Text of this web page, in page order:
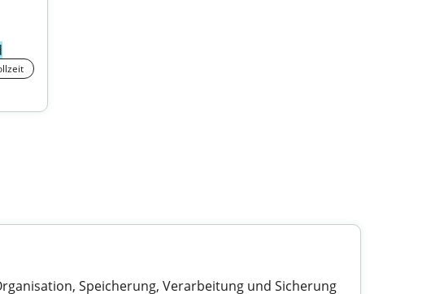
Speicherung, Verarbeitung und Sicherung